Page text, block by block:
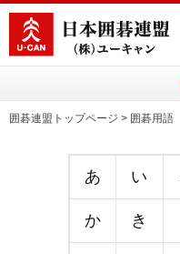
囲碁連盟トップページ > 囲碁用語
あ い
か き